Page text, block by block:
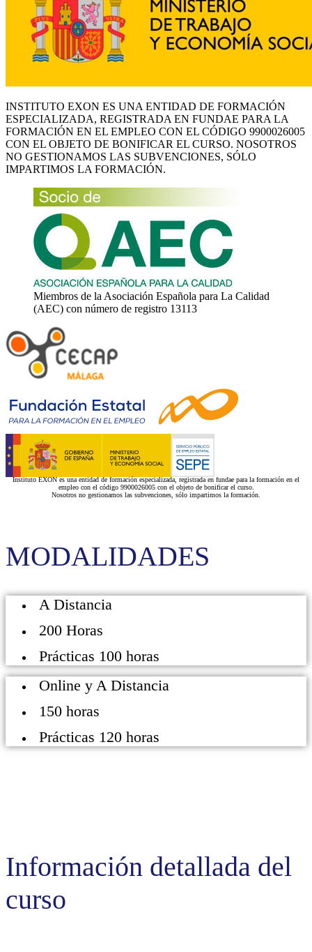
INSTITUTO EXON ES UNA ENTIDAD DE FORMACIÓN
ESPECIALIZADA, REGISTRADA EN FUNDAE PARA LA
FORMACIÓN EN EL EMPLEO CON EL CÓDIGO 9900026005
CON EL OBJETO DE BONIFICAR EL CURSO. NOSOTROS
NO GESTIONAMOS LAS SUBVENCIONES, SÓLO
IMPARTIMOS LA FORMACIÓN.
Miembros de la Asociación Española para La Calidad
(AEC) con número de registro 13113
Instituto EXON es una entidad de formación especializada, registrada en fundae para la formación en el
empleo con el código 9900026005 con el objeto de bonificar el curso.
Nosotros no gestionamos las subvenciones, sólo impartimos la formación.
MODALIDADES
A Distancia
200 Horas
Prácticas 100 horas
Online y A Distancia
150 horas
Prácticas 120 horas
Información detallada del
curso